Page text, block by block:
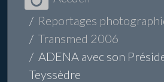
Reportages
Transmed 2006
ADENA avec son
Teyssèdre